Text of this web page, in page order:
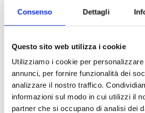
Consenso Dettagli
Questo sito web utilizza i cookie
Utilizziamo i cookie per
annunci, per fornire funzionalità dei
analizzare il nostro traffico.
informazioni sul modo in cui utilizzi il
partner che si occupano di analisi dei
BANCARIA N. 6/2024